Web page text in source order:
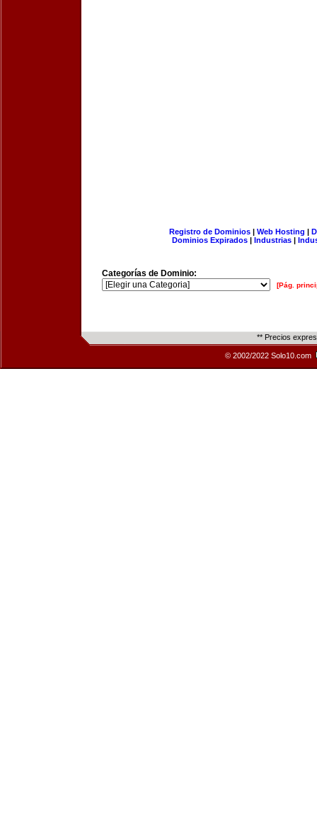
Registro de Dominios| Web Hosting |
Dominios Expirados | Industrias |
Categorías de Dominio:
[Pág.
** Precios
© 2002/2022 Solo10.com